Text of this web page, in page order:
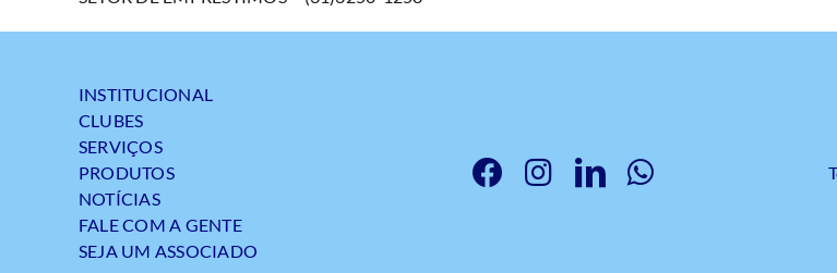
INSTITUCIONAL
CLUBES
SERVIÇOS
PRODUTOS
NOTÍCIAS
FALE COM A GENTE
SEJA UM ASSOCIADO